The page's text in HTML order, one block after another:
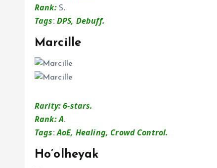
Rank:S.
Tags: DPS, Debuff.
Marcille
Rarity: 6-stars.
Rank: A.
Tags:AoE, Healing, Crowd Control.
Ho’olheyak